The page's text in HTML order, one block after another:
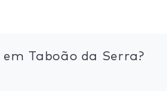
Taboão da Serra?